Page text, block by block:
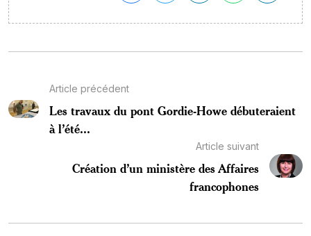
Article précédent
Les travaux du pont Gordie-Howe débuteraient
à l’été...
Article suivant
Création d’un ministère des Affaires
francophones